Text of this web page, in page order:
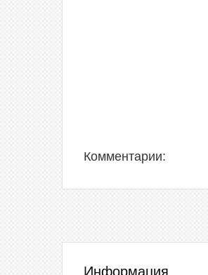
Комментарии:
Информация